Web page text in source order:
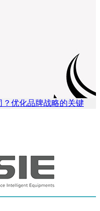
优化品牌战略的关键